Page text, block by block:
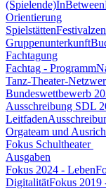
(Spielende)InBetween
Orientierung
Spielstätten
Gruppenunterkunft
Fachtagung
Fachtag - Programm
Tanz-Theater-
Bundeswettbewerb
Ausschreibung SDL
Leitfaden
Orgateam und
Fokus Schultheater
Ausgaben
Fokus 2024 - Leben
DigitalitätFokus 2019